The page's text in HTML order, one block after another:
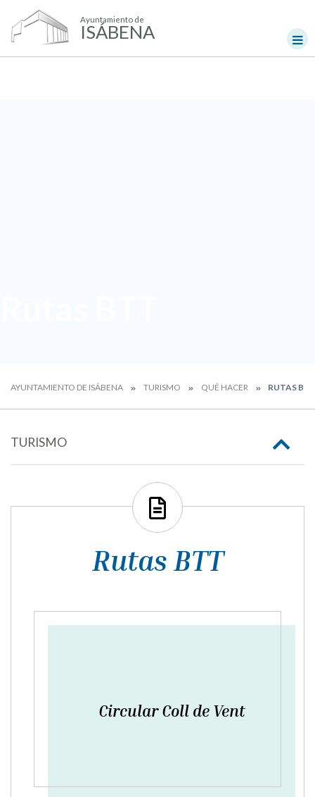
Ayuntamiento de
ISÁBENA
AYUNTAMIENTO DE ISÁBENA TURISMO QUÉ HACER RUTAS
TURISMO
Rutas BTT
Circular Coll de Vent